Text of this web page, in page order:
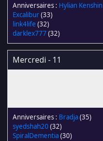
Hylian Kenshin
Excalibur(33)
link4life (32)
darklex777 (32)
Mercredi - 11
Bradja(35)
syedshah20 (32)
SpiralDementia(30)